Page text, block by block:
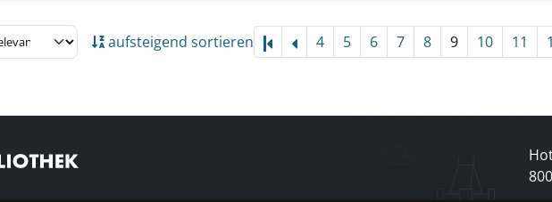
aufsteigend sortieren 4 5 6 7 8 9 10 11
800